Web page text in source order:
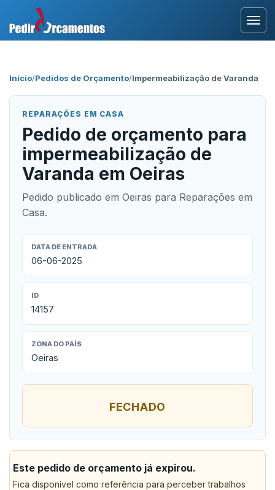
Início/Pedidos de Orçamento/Impermeabilização de Varanda
REPARAÇÕES EM CASA
Pedido de orçamento para
impermeabilização de
Varanda em Oeiras
Pedido publicado em Oeiras para Reparações em
Casa.
DATA DE ENTRADA
06-06-2025
ID
14157
ZONA DO PAÍS
Oeiras
FECHADO
Este pedido de orçamento já expirou.
Fica disponível como referência para perceber trabalhos
Área Profissional
Como Funciona?
Testemunhos